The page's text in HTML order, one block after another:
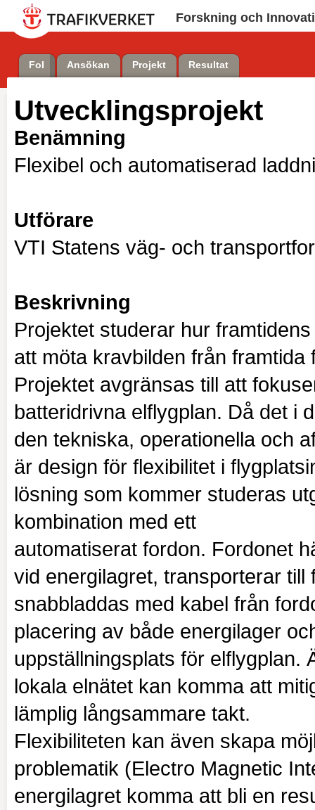
Forskning och
FoI Ansökan Projekt Resultat
Utvecklingsprojekt
Benämning
Flexibel och automatiserad
Utförare
VTI Statens väg- och
Beskrivning
Projektet studerar hur
att möta kravbilden från
Projektet avgränsas till att
batteridrivna elflygplan. Då det i
den tekniska, operationella och
är design för flexibilitet i
lösning som kommer studeras
kombination med ett
automatiserat fordon. Fordonet
vid energilagret, transporterar
snabbladdas med kabel från
placering av både energilager
uppställningsplats för elflygplan.
lokala elnätet kan komma att
lämplig långsammare takt.
Flexibiliteten kan även skapa
problematik (Electro Magnetic
energilagret komma att bli en